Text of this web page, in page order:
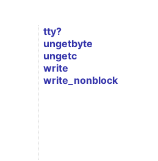
tty?
ungetbyte
ungetc
write
write_nonblock